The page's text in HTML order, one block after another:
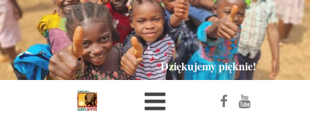
Dziękujemy pięknie!